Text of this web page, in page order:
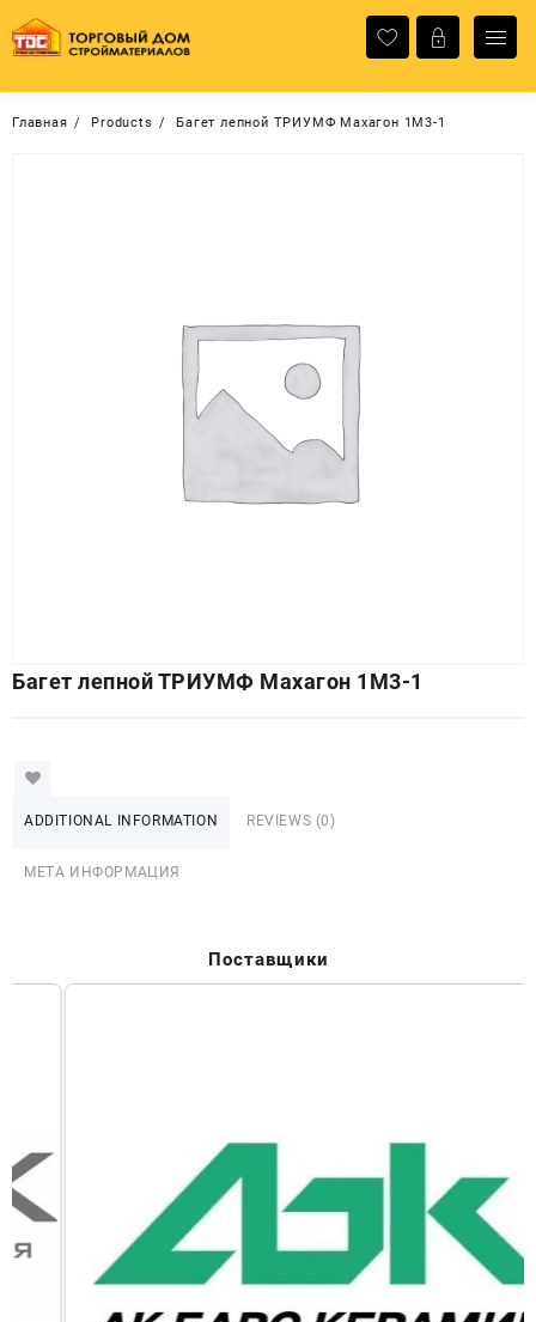
содержимому
Главная Products Багет лепной ТРИУМФ Махагон 1М3-1
Багет лепной ТРИУМФ Махагон 1М3-1
ADDITIONAL INFORMATION REVIEWS (0)
МЕТА ИНФОРМАЦИЯ
Поставщики